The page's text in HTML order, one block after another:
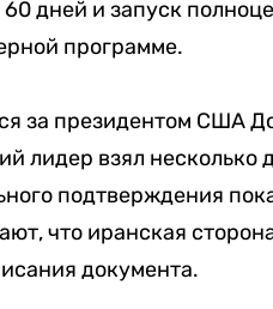
дней и запуск
программе.
за президентом США
лидер взял несколько
подтверждения
что иранская
документа.